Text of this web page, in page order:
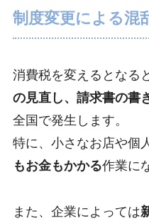
制度変更による混
消費税を変えるとなる
の見直し、請求書の書
全国で発生します。
特に、小さなお店や個
もお金もかかる作業に
また、企業によっては